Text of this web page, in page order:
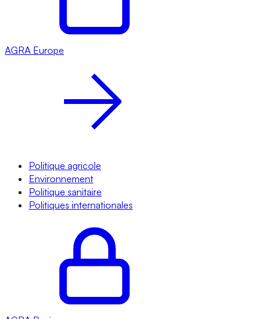
AGRA Europe
Politique agricole
Environnement
Politique sanitaire
Politiques internationales